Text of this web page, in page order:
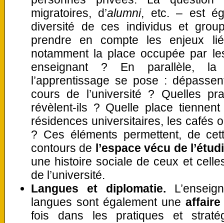
migratoires, d’alumni, etc. – est
diversité de ces individus et
prendre en compte les enjeux
notamment la place occupée par
enseignant ? En parallèle,
l’apprentissage se pose :
cours de l’université ? Quelles
révèlent-ils ? Quelle place
résidences universitaires, les cafés
? Ces éléments permettent, de
contours de l’espace vécu de
une histoire sociale de ceux et
de l’université.
Langues et diplomatie.
langues sont également une
fois dans les pratiques et